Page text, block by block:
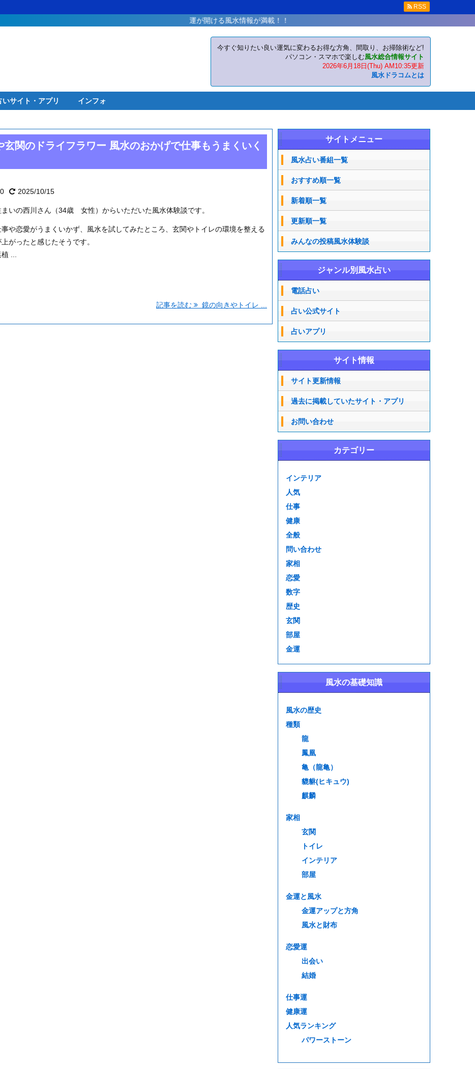
運が開ける風水情報が満載！！
今すぐ知りたい良い運気に変わるお得な方角、間取り、お掃除術など!
パソコン・スマホで楽しむ風水総合情報サイト
2026年6月18日(Thu) AM10:35更新
風水ドラコムとは
いサイト・アプリ インフォ
RSS
関のドライフラワー 風水のおかげで仕事もうまくいく
2025/10/15
いの西川さん（34歳 女性）からいただいた風水体験談です。
や恋愛がうまくいかず、風水を試してみたところ、玄関やトイレの環境を整える
がったと感じたそうです。
...
記事を読む 鏡の向きやトイレ ...
サイトメニュー
風水占い番組一覧
おすすめ順一覧
新着順一覧
更新順一覧
みんなの投稿風水体験談
ジャンル別風水占い
電話占い
占い公式サイト
占いアプリ
サイト情報
サイト更新情報
過去に掲載していたサイト・アプリ
お問い合わせ
カテゴリー
インテリア
人気
仕事
健康
全般
問い合わせ
家相
恋愛
数字
歴史
玄関
部屋
金運
風水の基礎知識
風水の歴史
種類
龍
鳳凰
亀（龍亀）
貔貅(ヒキュウ)
麒麟
家相
玄関
トイレ
インテリア
部屋
金運と風水
金運アップと方角
風水と財布
恋愛運
出会い
結婚
仕事運
健康運
人気ランキング
パワーストーン